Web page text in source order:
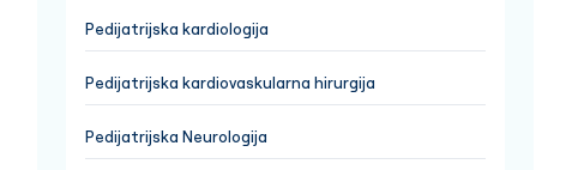
Pedijatrijska kardiologija
Pedijatrijska kardiovaskularna hirurgija
Pedijatrijska Neurologija